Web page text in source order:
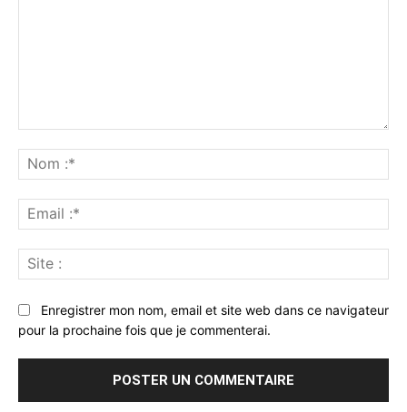
:*
:*
:
Enregistrer mon nom, email et site web dans ce navigateur
pour la prochaine fois que je commenterai.